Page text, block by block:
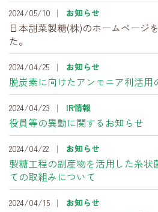
2024/05/10 お知らせ
日本甜菜製糖(株)のホームページ
た。
2024/04/25 お知らせ
脱炭素に向けたアンモニア利活用
2024/04/23 IR情報
役員等の異動に関するお知らせ
2024/04/22 お知らせ
製糖工程の副産物を活用した糸状
ての取組みについて
2024/04/15 お知らせ